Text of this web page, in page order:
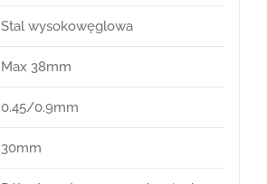
Stal wysokowęglowa
Max 38mm
0.45/0.9mm
30mm